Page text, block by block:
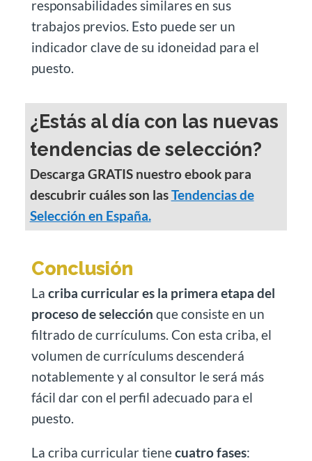
responsabilidades similares en sus
trabajos previos. Esto puede ser un
indicador clave de su idoneidad para el
puesto.
¿Estás al día con las nuevas
tendencias de selección?
Descarga GRATIS nuestro ebook para
descubrir cuáles son lasTendencias de
Selección en España.
Conclusión
La criba curricular es la primera etapa del
proceso de selección que consiste en un
filtrado de currículums. Con esta criba, el
volumen de currículums descenderá
notablemente y al consultor le será más
fácil dar con el perfil adecuado para el
puesto.
La criba curricular tienecuatro fases: